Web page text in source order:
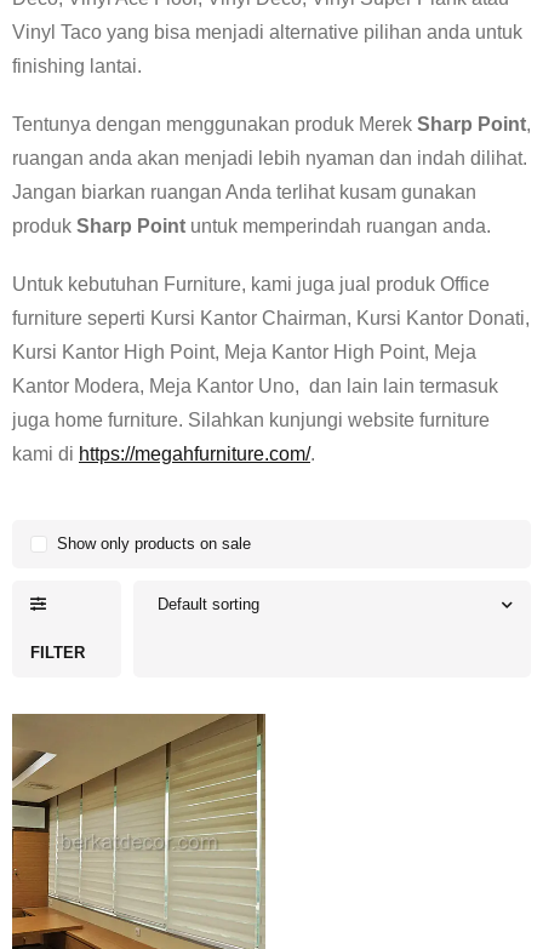
Vinyl Taco yang bisa menjadi alternative pilihan anda untuk
finishing lantai.
Tentunya dengan menggunakan produk Merek Sharp Point,
ruangan anda akan menjadi lebih nyaman dan indah dilihat.
Jangan biarkan ruangan Anda terlihat kusam gunakan
produk Sharp Point untuk memperindah ruangan anda.
Untuk kebutuhan Furniture, kami juga jual produk Office
furniture seperti Kursi Kantor Chairman, Kursi Kantor Donati,
Kursi Kantor High Point, Meja Kantor High Point, Meja
Kantor Modera, Meja Kantor Uno, dan lain lain termasuk
juga home furniture. Silahkan kunjungi website furniture
kami di https://megahfurniture.com/.
FILTER
Default sorting
Show only products on sale